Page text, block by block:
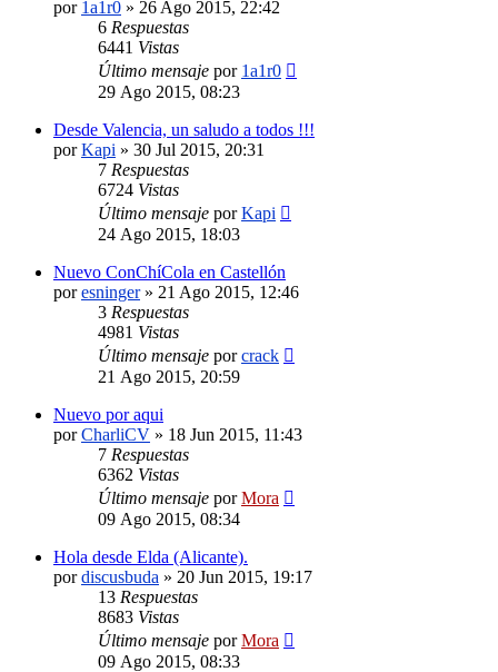
por 1a1r0 » 26 Ago 2015, 22:42
6 Respuestas
6441 Vistas
Último mensaje por 1a1r0
29 Ago 2015, 08:23
Desde Valencia, un saludo a todos !!!
porKapi » 30 Jul 2015, 20:31
7 Respuestas
6724 Vistas
Último mensaje porKapi
24 Ago 2015, 18:03
Nuevo ConChíCola en Castellón
poresninger» 21 Ago 2015, 12:46
3 Respuestas
4981 Vistas
Último mensaje porcrack
21 Ago 2015, 20:59
Nuevo por aqui
porCharliCV » 18 Jun 2015, 11:43
7 Respuestas
6362 Vistas
Último mensaje porMora
09 Ago 2015, 08:34
Hola desde Elda (Alicante).
pordiscusbuda » 20 Jun 2015, 19:17
13 Respuestas
8683 Vistas
Último mensaje porMora
09 Ago 2015, 08:33